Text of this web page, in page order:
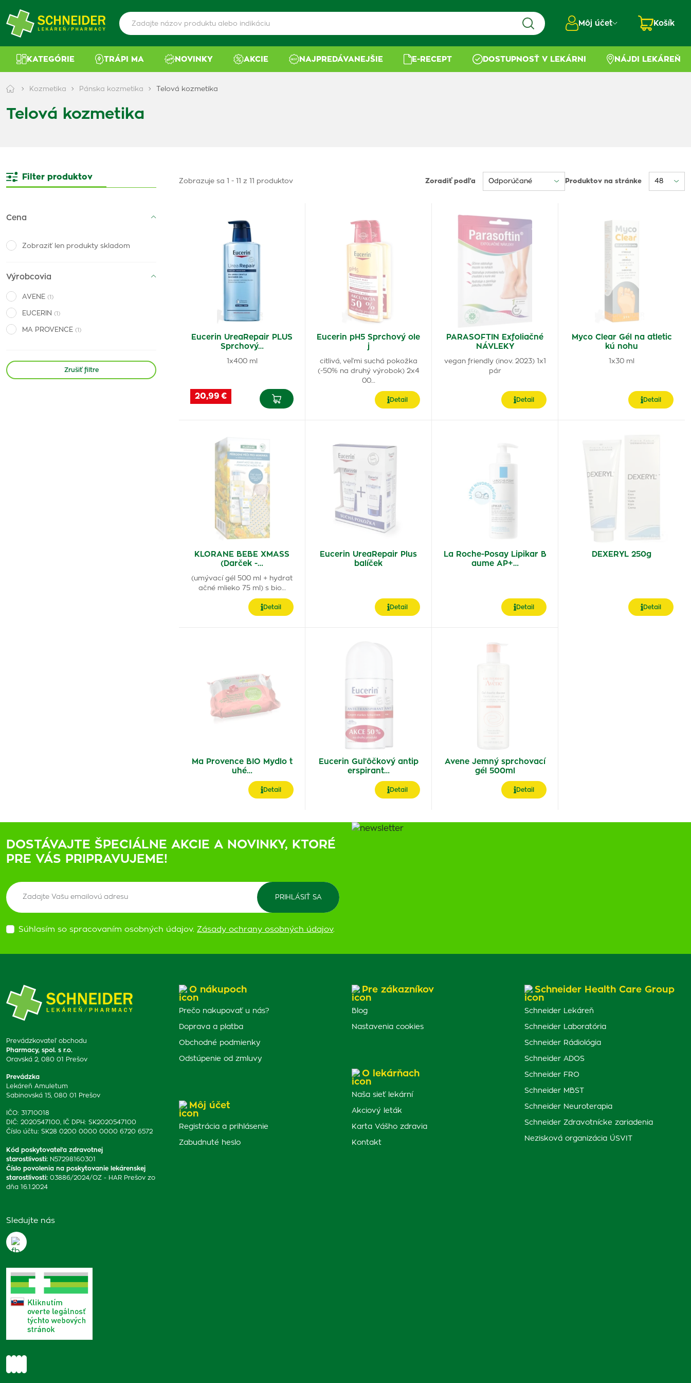
Môj účet Košík
KATEGÓRIE TRÁPI MA NOVINKY AKCIE NAJPREDÁVANEJŠIE E-RECEPT DOSTUPNOSŤ V LEKÁRNI NÁJDI LEKÁREŇ
Kozmetika Pánska kozmetika Telová kozmetika
Telová kozmetika
Filter produktov
Cena
Zobraziť len produkty skladom
Výrobcovia
AVENE (1)
EUCERIN (1)
MA PROVENCE (1)
Zrušiť filtre
Zobrazuje sa 1 - 11 z 11 produktov Zoradiť podľa Produktov na stránke
Eucerin UreaRepair PLUS
Sprchový…
1x400 ml
20,99 €
Eucerin pH5 Sprchový ole
j
citlivá, veľmi suchá pokožka
(-50% na druhý výrobok) 2x4
00…
Detail
PARASOFTIN Exfoliačné
NÁVLEKY
vegan friendly (inov. 2023) 1x1
pár
Detail
Myco Clear Gél na atletic
kú nohu
1x30 ml
Detail
KLORANE BEBE XMASS
(Darček -…
(umývací gél 500 ml + hydrat
ačné mlieko 75 ml) s bio…
Detail
Eucerin UreaRepair Plus
balíček
Detail
La Roche-Posay Lipikar B
aume AP+…
Detail
DEXERYL 250g
Detail
Ma Provence BIO Mydlo t
uhé…
Detail
Eucerin Guľôčkový antip
erspirant…
Detail
Avene Jemný sprchovací
gél 500ml
Detail
DOSTÁVAJTE ŠPECIÁLNE AKCIE A NOVINKY, KTORÉ
PRE VÁS PRIPRAVUJEME!
Súhlasím so spracovaním osobných údajov. Zásady ochrany osobných údajov.
Prevádzkovateľ obchodu
Pharmacy, spol. s r.o.
Oravská 2, 080 01 Prešov
Prevádzka
Lekáreň Amuletum
Sabinovská 15, 080 01 Prešov
IČO: 31710018
DIČ: 2020547100, IČ DPH: SK2020547100
Číslo účtu: SK28 0200 0000 0000 6720 6572
Kód poskytovateľa zdravotnej
starostlivosti: N57298160301
Číslo povolenia na poskytovanie lekárenskej
starostlivosti: 03886/2024/OZ - HAR Prešov zo
dňa 16.1.2024
Sledujte nás
O nákupoch
Prečo nakupovať u nás?
Doprava a platba
Obchodné podmienky
Odstúpenie od zmluvy
Môj účet
Registrácia a prihlásenie
Zabudnuté heslo
Pre zákazníkov
Blog
Nastavenia cookies
O lekárňach
Naša sieť lekární
Akciový leták
Karta Vášho zdravia
Kontakt
Schneider Health Care Group
Schneider Lekáreň
Schneider Laboratória
Schneider Rádiológia
Schneider ADOS
Schneider FRO
Schneider MBST
Schneider Neuroterapia
Schneider Zdravotnícke zariadenia
Nezisková organizácia ÚSVIT